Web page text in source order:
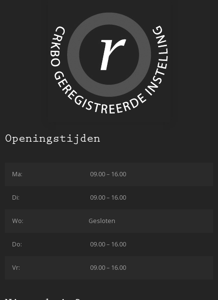
Openingstijden
Ma: 09.00 – 16.00
Di: 09.00 – 16.00
Wo: Gesloten
Do: 09.00 – 16.00
Vr: 09.00 – 16.00